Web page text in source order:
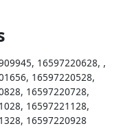
, 16597220628, ,
, 16597220528,
, 16597220728,
, 16597221128,
, 16597220928